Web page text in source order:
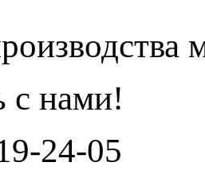
с нами!
24-05